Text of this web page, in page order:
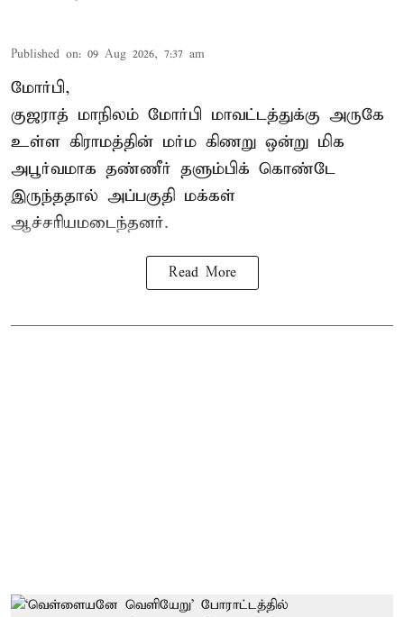
Published on: 09 Aug 2026, 7:37 am
மோர்பி,
குஜராத் மாநிலம் மோர்பி மாவட்டத்துக்கு அருகே
உள்ள கிராமத்தின் மர்ம கிணறு ஒன்று மிக
அபூர்வமாக தண்ணீர் தளும்பிக் கொண்டே
இருந்ததால் அப்பகுதி மக்கள்
ஆச்சரியமடைந்தனர்.
Read More